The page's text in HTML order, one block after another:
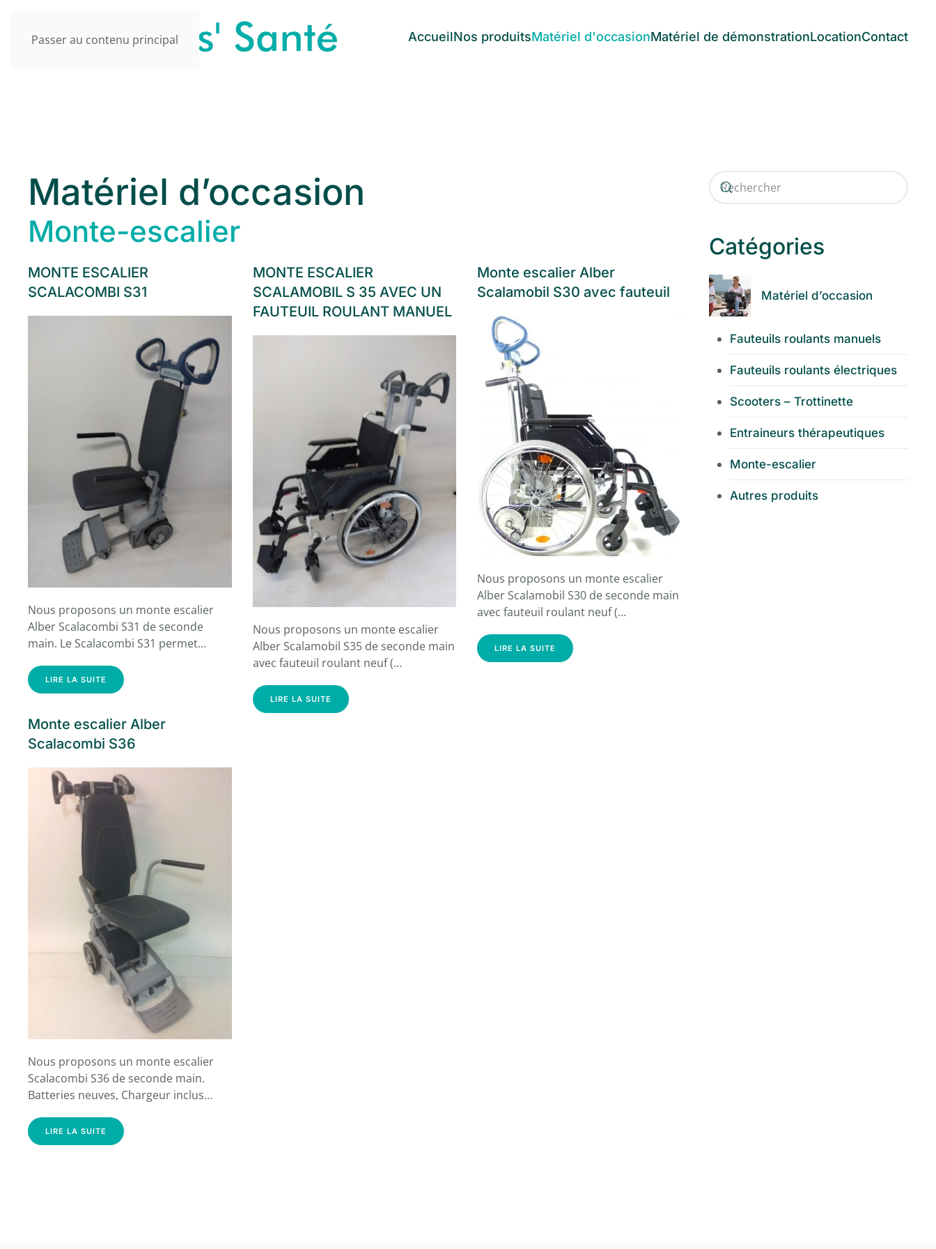
Passer au contenu principal AccueilNos produitsMatériel d'occasionMatériel de démonstrationLocationContact
Matériel d’occasion
Monte-escalier
MONTE ESCALIER
SCALACOMBI S31
Nous proposons un monte escalier
Alber Scalacombi S31 de seconde
main. Le Scalacombi S31 permet…
LIRE LA SUITE
MONTE ESCALIER
SCALAMOBIL S 35 AVEC UN
FAUTEUIL ROULANT MANUEL
Nous proposons un monte escalier
Alber Scalamobil S35 de seconde main
avec fauteuil roulant neuf (…
LIRE LA SUITE
Monte escalier Alber
Scalamobil S30 avec fauteuil
Nous proposons un monte escalier
Alber Scalamobil S30 de seconde main
avec fauteuil roulant neuf (…
LIRE LA SUITE
Monte escalier Alber
Scalacombi S36
Nous proposons un monte escalier
Scalacombi S36 de seconde main.
Batteries neuves, Chargeur inclus…
LIRE LA SUITE
Catégories
Matériel d’occasion
Fauteuils roulants manuels
Fauteuils roulants électriques
Scooters – Trottinette
Entraineurs thérapeutiques
Monte-escalier
Autres produits